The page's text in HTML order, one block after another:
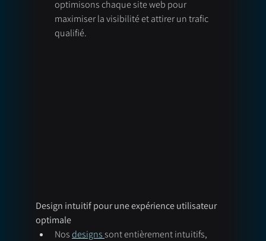
optimisons chaque site web pour
maximiser la visibilité et attirer un trafic
qualifié.
Design intuitif pour une expérience utilisateur
optimale
Nos designs sont entièrement intuitifs,